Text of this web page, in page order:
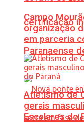
certificação
Paranaense
Campo
organização
em parceria
Atletismo de
gerais
Escolares do